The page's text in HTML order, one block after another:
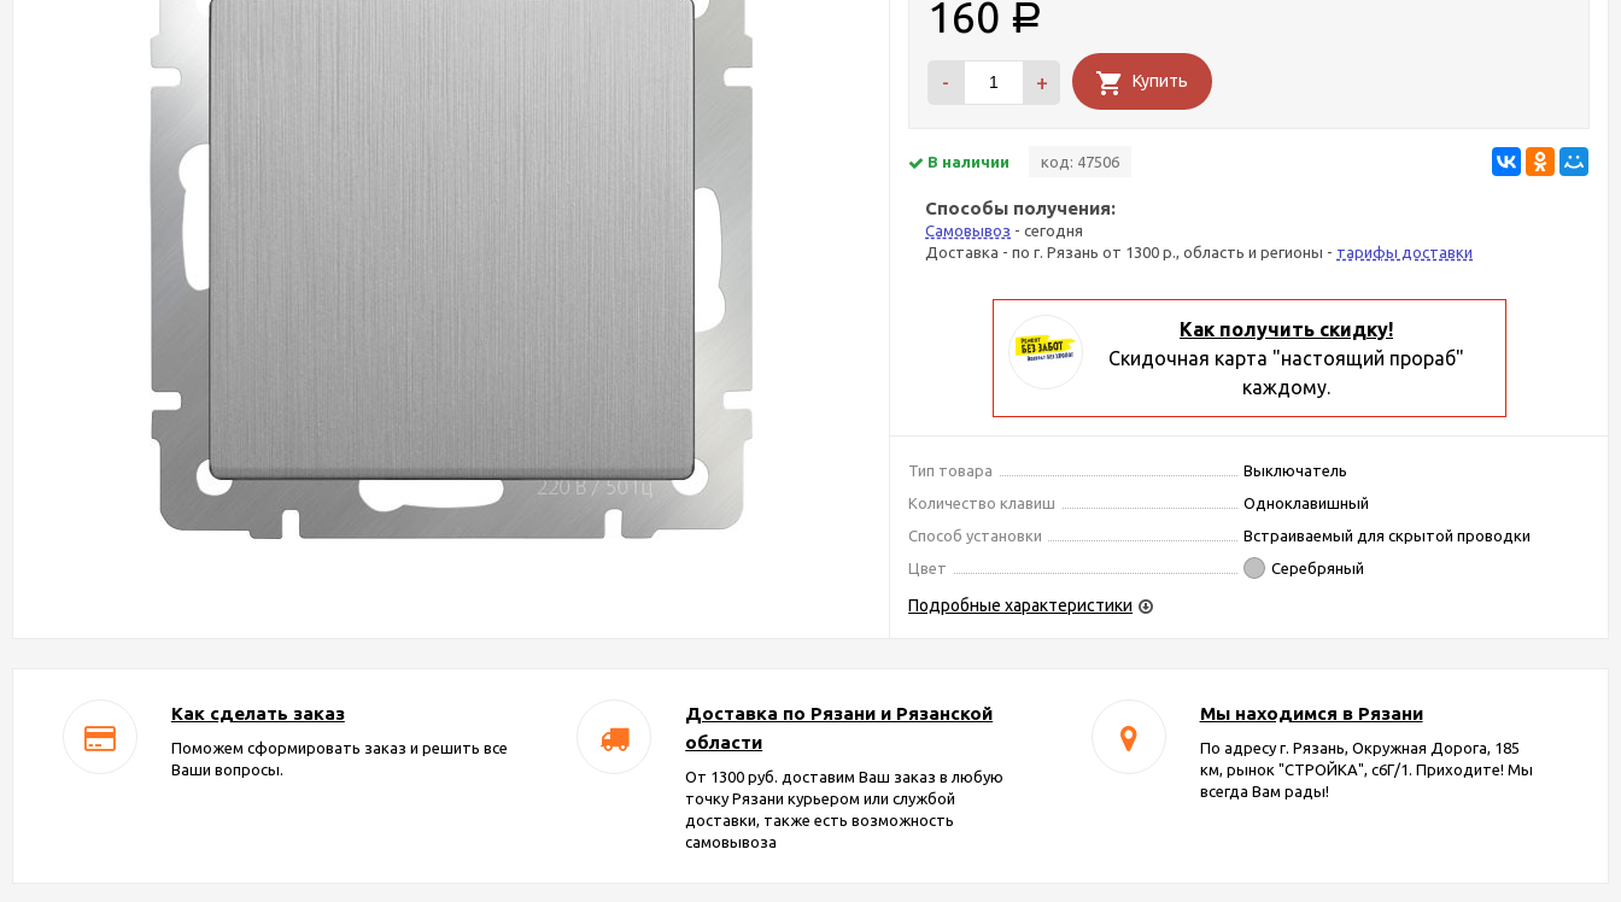
160 Р
- + Купить
В наличии код: 47506
Способы получения:
Самовывоз - сегодня
Доставка - по г. Рязань от 1300 р., область и регионы - тарифы доставки
Как получить скидку!
Скидочная карта "настоящий прораб"
каждому.
Тип товара
Выключатель
Количество клавиш
Одноклавишный
Способ установки
Встраиваемый для скрытой проводки
Цвет
Серебряный
Подробные характеристики
Как сделать заказ
Поможем сформировать заказ и решить все
Ваши вопросы.
Доставка по Рязани и Рязанской
области
От 1300 руб. доставим Ваш заказ в любую
точку Рязани курьером или службой
доставки, также есть возможность
самовывоза
Мы находимся в Рязани
По адресу г. Рязань, Окружная Дорога, 185
км, рынок "СТРОЙКА", с6Г/1. Приходите! Мы
всегда Вам рады!